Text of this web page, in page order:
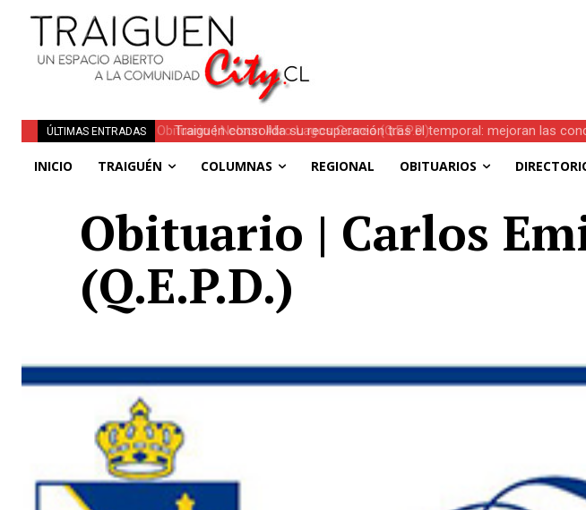
ÚLTIMAS ENTRADAS
Traiguén consolida su recuperación tras el temporal: mejoran las
INICIO TRAIGUÉN COLUMNAS REGIONAL OBITUARIOS
Obituario | Carlos
(Q.E.P.D.)